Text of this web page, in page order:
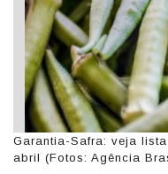
Garantia-Safra: veja
abril (Fotos: Agência